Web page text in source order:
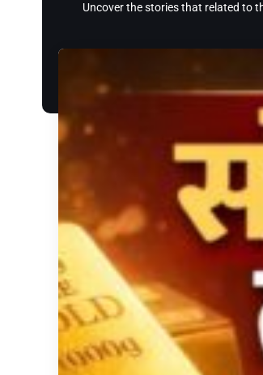
Uncover the stories that related to